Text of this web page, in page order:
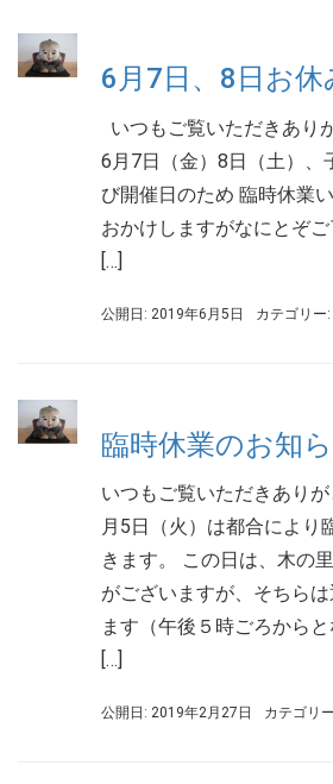
6月7日、8日お休
いつもご覧いただきあり
6月7日（金）8日（土）、
び開催日のため 臨時休業
おかけしますがなにとぞ
[…]
公開日: 2019年6月5日 カテゴリー:
臨時休業のお知
いつもご覧いただきあり
月5日（火）は都合により
きます。 この日は、木の
がございますが、そちら
ます（午後５時ごろから
[…]
公開日: 2019年2月27日 カテゴリ